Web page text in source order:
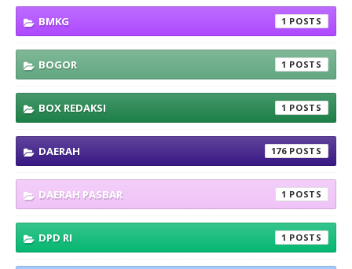
BMKG 1
BOGOR 1
BOX REDAKSI 1
DAERAH 176
DAERAH PASBAR 1
DPD RI 1